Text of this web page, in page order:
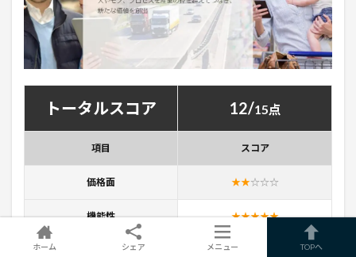
トータルスコア 12/15点
項目 スコア
価格面 ★★☆☆☆
機能性 ★★★★★
口コミ・評判 ★★★★★
ホーム シェア メニュー TOPへ